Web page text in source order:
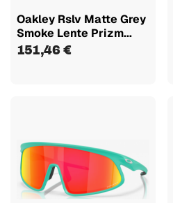
Oakley Rslv Matte Grey
Smoke Lente Prizm...
151,46 €